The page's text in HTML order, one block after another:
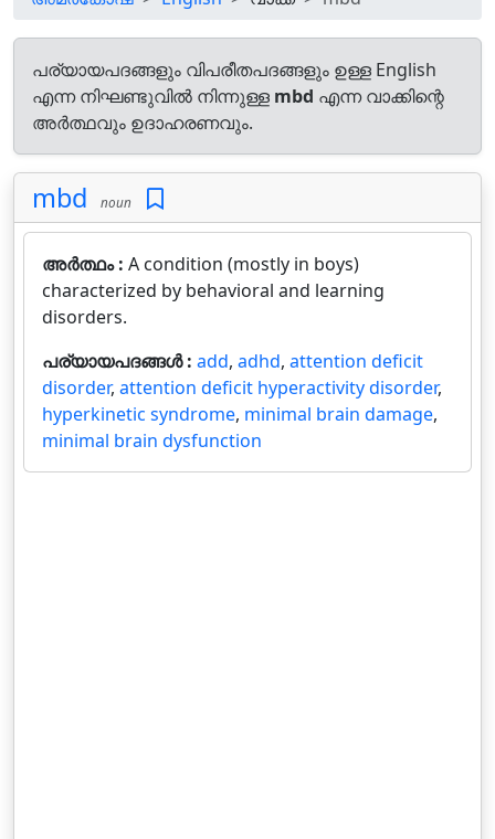
പര്യായപദങ്ങളും വിപരീതപദങ്ങളും ഉള്ള English
എന്ന നിഘണ്ടുവിൽ നിന്നുള്ള mbd എന്ന വാക്കിന്റെ
അർത്ഥവും ഉദാഹരണവും.
mbd noun
അർത്ഥം : A condition (mostly in boys)
characterized by behavioral and learning
disorders.
പര്യായപദങ്ങൾ : add, adhd, attention deficit
disorder, attention deficit hyperactivity disorder,
hyperkinetic syndrome, minimal brain damage,
minimal brain dysfunction